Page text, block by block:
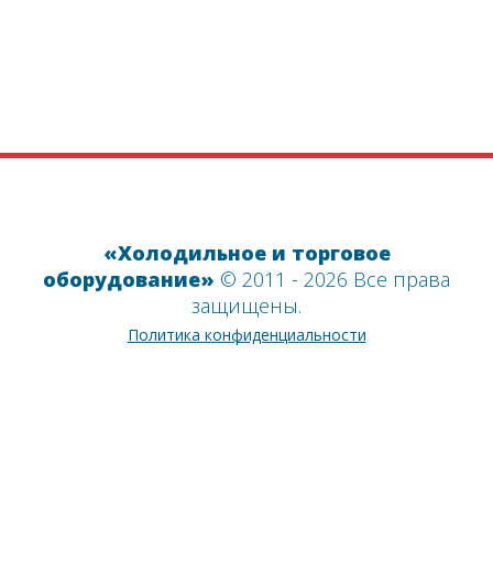
«Холодильное и торговое
оборудование» © 2011 - 2026 Все права
защищены.
Политика конфиденциальности